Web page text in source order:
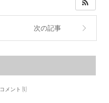
次の記事
コメント (0)